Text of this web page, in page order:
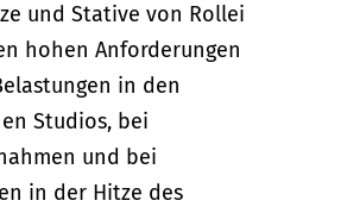
und Stative von Rollei
hohen Anforderungen
in den
Studios, bei
und bei
in der Hitze des